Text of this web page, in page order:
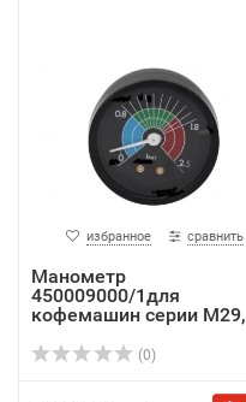
избранное сравнить
Манометр
450009000/1для
кофемашин серии М29,
(0)